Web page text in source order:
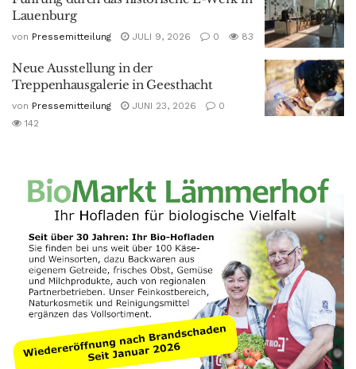
Lauenburg
von Pressemitteilung JULI 9, 2026 0 83
Neue Ausstellung in der
Treppenhausgalerie in Geesthacht
von Pressemitteilung JUNI 23, 2026
0
142